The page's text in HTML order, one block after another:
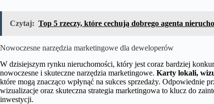
Czytaj: Top 5 rzeczy, które cechują dobrego agenta
Nowoczesne narzędzia marketingowe dla deweloperów
W dzisiejszym rynku nieruchomości, który jest coraz bardziej
nowoczesne i skuteczne narzędzia marketingowe. Karty lokali,
które mogą znacząco wpłynąć na sukces sprzedaży. Odpowiednie
wizualizacje oraz skuteczna strategia marketingowa to klucz do
inwestycji.